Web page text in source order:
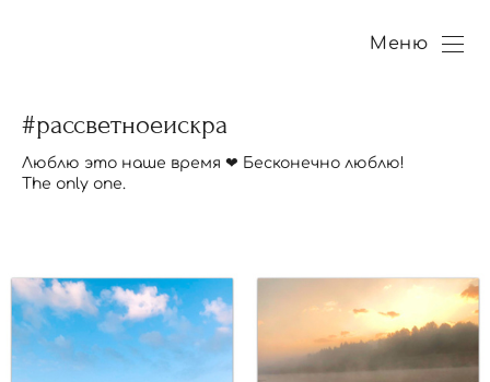
Меню
#рассветноеискра
Люблю это наше время ❤ Бесконечно люблю!
The only one.